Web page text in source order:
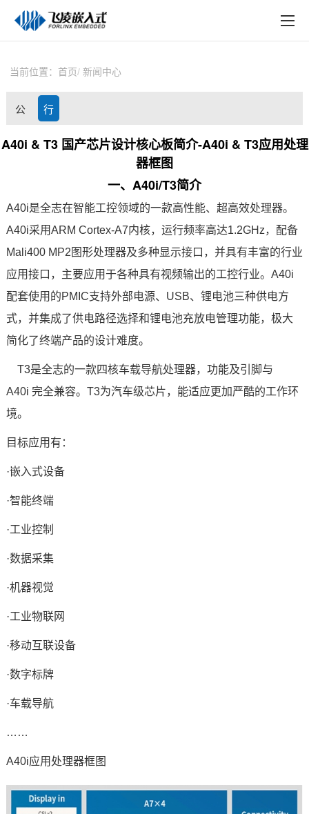
技术与支持
在线文档
关于飞凌
淘宝商城
新闻中心
技术论坛
在线购买
当前位置： 首页 新闻中心
公
司
行
业
A40i & T3 国产芯片设计核心板简介-A40i & T3应用处理
器框图
一、 A40i/T3简介
A40i是全志在智能工控领域的一款高性能、超高效处理器。
A40i采用ARM Cortex-A7内核，运行频率高达1.2GHz，配备
Mali400 MP2图形处理器及多种显示接口 ，并具有丰富的行业
应用接口，主要应用于各种具有视频输出的工控行业。A40i
配套使用的PMIC支持外部电源、USB、锂电池三种供电方
式，并集成了供电路径选择和锂电池充放电管理功能，极大
简化了终端产品的设计难度。
T3是全志的一款四核车载导航处理器，功能及引脚与
A40i 完全兼容。T3为汽车级芯片，能适应更加严酷的工作环
境。
目标应用有：
·嵌入式设备
·智能终端
·工业控制
·数据采集
·机器视觉
·工业物联网
·移动互联设备
·数字标牌
·车载导航
……
A40i应用处理器框图